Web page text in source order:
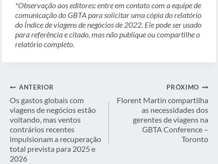
*Observação aos editores: entre em contato com a equipe de
comunicação do GBTA para solicitar uma cópia do relatório
do Índice de viagens de negócios de 2022. Ele pode ser usado
para referência e citado, mas não publique ou compartilhe o
relatório completo.
Navegação
de
Post
ANTERIOR
Os gastos globais com
viagens de negócios estão
voltando, mas ventos
contrários recentes
impulsionam a recuperação
total prevista para 2025 e
2026
PRÓXIMO
Florent Martin compartilha
as necessidades dos
gerentes de viagens na
GBTA Conference –
Toronto